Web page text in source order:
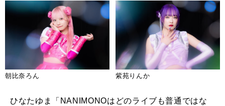
朝比奈ろん 紫苑りんか
ひなたゆま「 NANIMONOはどのライブも普通ではな